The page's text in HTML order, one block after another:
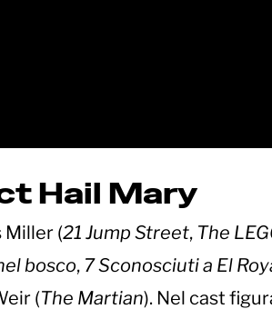
Hail Mary
Miller (21 Jump Street, The
bosco, 7 Sconosciuti a El
(The Martian). Nel cast